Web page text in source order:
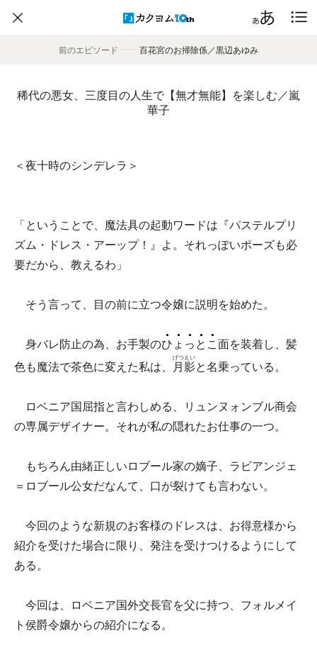
前のエピソード
―― 百花宮のお掃除係／黒辺あゆみ
稀代の悪女、三度目の人生で【無才無能】を楽しむ／嵐
華子
＜夜十時のシンデレラ＞
「ということで、魔法具の起動ワードは『パステルプリ
ズム・ドレス・アーップ！』よ。それっぽいポーズも必
要だから、教えるわ」
そう言って、目の前に立つ令嬢に説明を始めた。
身バレ防止の為、お手製のひ ょ っ と こ 面を装着し、髪
色も魔法で茶色に変えた私は、
月
げつ
影
えい
と名乗っている。
ロベニア国屈指と言わしめる、リュンヌォンブル商会
の専属デザイナー。それが私の隠れたお仕事の一つ。
もちろん由緒正しいロブール家の嫡子、ラビアンジェ
＝ロブール公女だなんて、口が裂けても言わない。
今回のような新規のお客様のドレスは、お得意様から
紹介を受けた場合に限り、発注を受けつけるようにして
ある。
今回は、ロベニア国外交長官を父に持つ、フォルメイ
ト侯爵令嬢からの紹介になる。